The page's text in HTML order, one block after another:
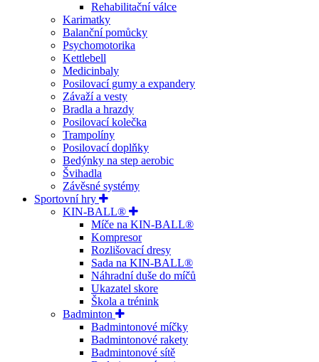
Rehabilitační válce
Karimatky
Balanční pomůcky
Psychomotorika
Kettlebell
Medicinbaly
Posilovací gumy a expandery
Závaží a vesty
Bradla a hrazdy
Posilovací kolečka
Trampolíny
Posilovací doplňky
Bedýnky na step aerobic
Švihadla
Závěsné systémy
Sportovní hry
KIN-BALL®
Míče na KIN-BALL®
Kompresor
Rozlišovací dresy
Sada na KIN-BALL®
Náhradní duše do míčů
Ukazatel skore
Škola a trénink
Badminton
Badmintonové míčky
Badmintonové rakety
Badmintonové sítě